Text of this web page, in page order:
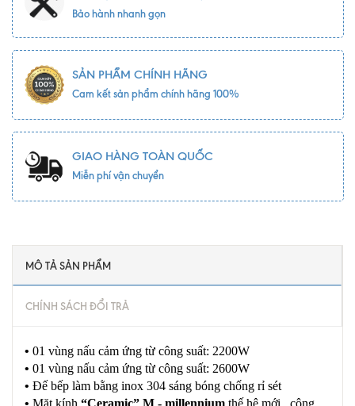
Bảo hành nhanh gọn
SẢN PHẨM CHÍNH HÃNG
Cam kết sản phẩm chính hãng 100%
GIAO HÀNG TOÀN QUỐC
Miễn phí vận chuyển
MÔ TẢ SẢN PHẨM
CHÍNH SÁCH ĐỔI TRẢ
• 01 vùng nấu cảm ứng từ công suất: 2200W
• 01 vùng nấu cảm ứng từ công suất: 2600W
• Đế bếp làm bằng inox 304 sáng bóng chống rỉ sét
• Mặt kính “Ceramic” M - millennium thế hệ mới , công